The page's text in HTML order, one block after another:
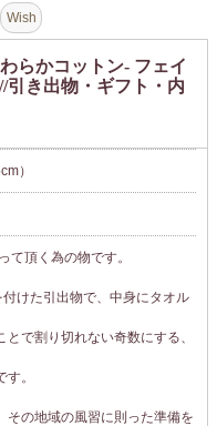
Wish
らかコットン- フェイ
引き出物・ギフト・内
）
て頂く為の物です。
けた引出物で、中身にタオル
で割り切れない奇数にする、
。
その地域の風習に則った準備を